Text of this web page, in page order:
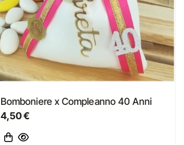
Bomboniere x Compleanno 40 Anni
4,50 €